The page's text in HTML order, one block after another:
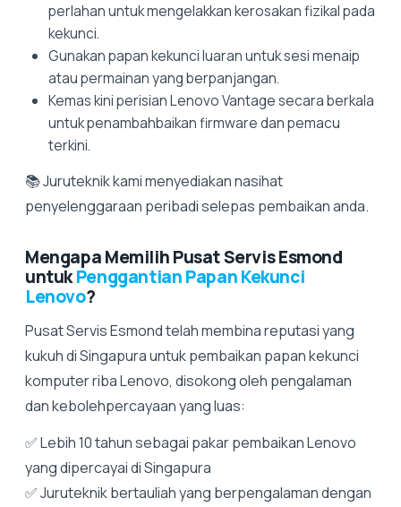
perlahan untuk mengelakkan kerosakan fizikal pada
kekunci.
Gunakan papan kekunci luaran untuk sesi menaip
atau permainan yang berpanjangan.
Kemas kini perisian Lenovo Vantage secara berkala
untuk penambahbaikan firmware dan pemacu
terkini.
📚 Juruteknik kami menyediakan nasihat
penyelenggaraan peribadi selepas pembaikan anda.
Mengapa Memilih Pusat Servis Esmond
untukPenggantian Papan Kekunci
Lenovo?
Pusat Servis Esmond telah membina reputasi yang
kukuh di Singapura untuk pembaikan papan kekunci
komputer riba Lenovo, disokong oleh pengalaman
dan kebolehpercayaan yang luas:
✅ Lebih 10 tahun sebagai pakar pembaikan Lenovo
yang dipercayai di Singapura
✅ Juruteknik bertauliah yang berpengalaman dengan